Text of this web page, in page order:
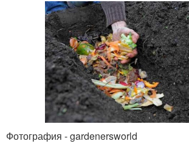
Фотография - gardenersworld